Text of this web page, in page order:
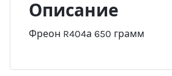
Описание
Фреон R404а 650 грамм